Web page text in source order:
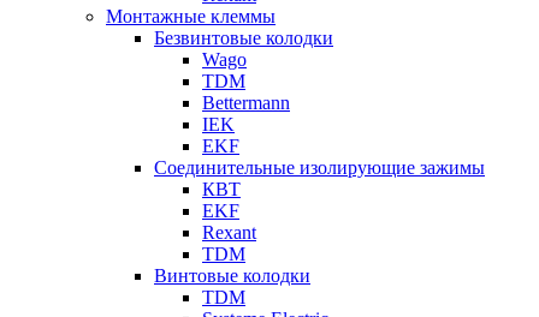
Монтажные клеммы
Безвинтовые колодки
Wago
TDM
Bettermann
IEK
EKF
Соединительные изолирующие зажимы
КВТ
EKF
Rexant
TDM
Винтовые колодки
TDM